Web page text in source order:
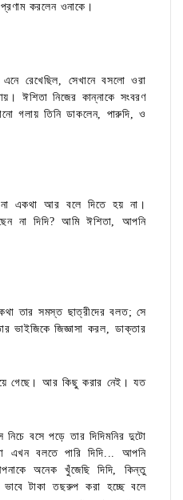
করলেন ওনাকে।
রেখেছিল, সেখানে বসলো ওরা
ঈশিতা নিজের কান্নাকে সংবরণ
গলায় তিনি ডাকলেন, পারুদি, ও
না একথা আর বলে দিতে হয় না।
না দিদি? আমি ঈশিতা, আপনি
তার সমস্ত ছাত্রীদের বলত; সে
ভাইজিকে জিজ্ঞাসা করল, ডাক্তার
গেছে। আর কিছু করার নেই। যত
বসে পড়ে তার দিদিমনির দুটো
এখন বলতে পারি দিদি... আপনি
অনেক খুঁজেছি দিদি, কিন্তু
টাকা তছরুপ করা হচ্ছে বলে